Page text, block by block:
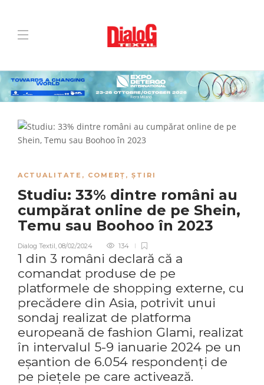
ACTUALITATE , COMERȚ , ȘTIRI
Studiu: 33% dintre români au
cumpărat online de pe Shein,
Temu sau Boohoo în 2023
Dialog Textil, 08/02/2024 134
1 din 3 români declară că a
comandat produse de pe
platformele de shopping externe, cu
precădere din Asia, potrivit unui
sondaj realizat de platforma
europeană de fashion Glami, realizat
în intervalul 5-9 ianuarie 2024 pe un
eșantion de 6.054 respondenți de
pe piețele pe care activează.